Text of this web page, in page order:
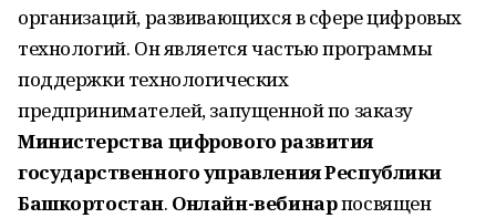
организаций, развивающихся в сфере цифровых
технологий. Он является частью программы
поддержки технологических
предпринимателей, запущенной по заказу
Министерства цифрового развития
государственного управления Республики
Башкортостан. Онлайн-вебинарпосвящен